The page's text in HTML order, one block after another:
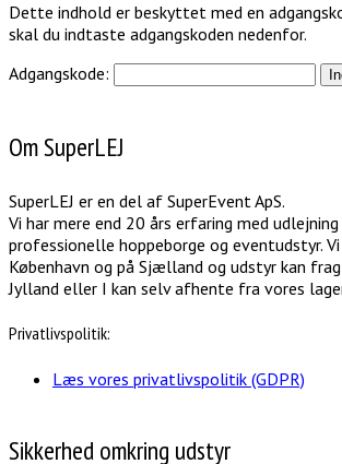
Dette indhold er beskyttet med en
skal du indtaste adgangskoden nedenfor.
Adgangskode:
Om SuperLEJ
SuperLEJ er en del af SuperEvent ApS.
Vi har mere end 20 års erfaring med
professionelle hoppeborge og eventudstyr.
København og på Sjælland og udstyr kan
Jylland eller I kan selv afhente fra vores
Privatlivspolitik:
Læs vores privatlivspolitik (GDPR)
Sikkerhed omkring udstyr